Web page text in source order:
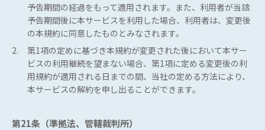
予告期間の経過をもって適用されます。また、利用者が当該
予告期間後に本サービスを利用した場合、利用者は、変更後
の本規約に同意したものとみなされます。
2.
第1項の定めに基づき本規約が変更された後において本サー
ビスの利用継続を望まない場合、第1項に定める変更後の利
用規約が適用される日までの間、当社の定める方法により、
本サービスの解約を申し出ることができます。
第21条（準拠法、管轄裁判所）